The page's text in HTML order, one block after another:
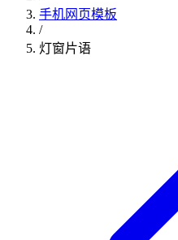
手机网页模板
/
灯窗片语